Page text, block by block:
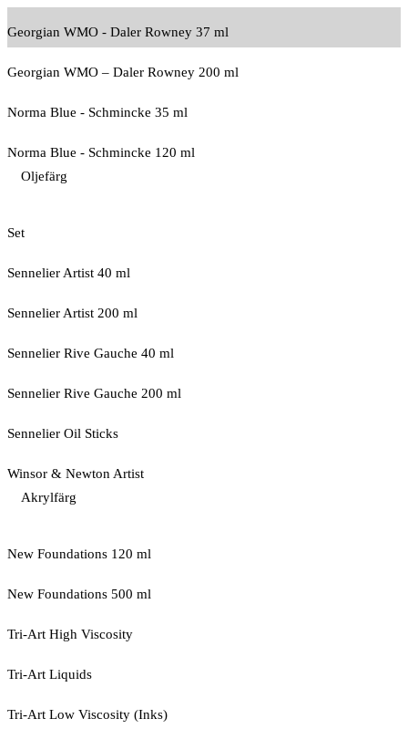
Georgian WMO - Daler Rowney 37 ml
Georgian WMO – Daler Rowney 200 ml
Norma Blue - Schmincke 35 ml
Norma Blue - Schmincke 120 ml
Oljefärg
Set
Sennelier Artist 40 ml
Sennelier Artist 200 ml
Sennelier Rive Gauche 40 ml
Sennelier Rive Gauche 200 ml
Sennelier Oil Sticks
Winsor & Newton Artist
Akrylfärg
New Foundations 120 ml
New Foundations 500 ml
Tri-Art High Viscosity
Tri-Art Liquids
Tri-Art Low Viscosity (Inks)